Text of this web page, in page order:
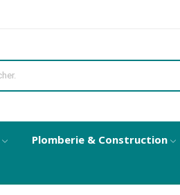
Plomberie & Construction